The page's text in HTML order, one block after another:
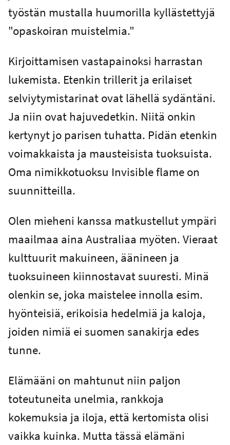
työstän mustalla huumorilla kyllästettyjä
"opaskoiran muistelmia."
Kirjoittamisen vastapainoksi harrastan
lukemista. Etenkin trillerit ja erilaiset
selviytymistarinat ovat lähellä sydäntäni.
Ja niin ovat hajuvedetkin. Niitä onkin
kertynyt jo parisen tuhatta. Pidän etenkin
voimakkaista ja mausteisista tuoksuista.
Oma nimikkotuoksu Invisible flame on
suunnitteilla.
Olen mieheni kanssa matkustellut ympäri
maailmaa aina Australiaa myöten. Vieraat
kulttuurit makuineen, äänineen ja
tuoksuineen kiinnostavat suuresti. Minä
olenkin se, joka maistelee innolla esim.
hyönteisiä, erikoisia hedelmiä ja kaloja,
joiden nimiä ei suomen sanakirja edes
tunne.
Elämääni on mahtunut niin paljon
toteutuneita unelmia, rankkoja
kokemuksia ja iloja, että kertomista olisi
vaikka kuinka. Mutta tässä elämäni